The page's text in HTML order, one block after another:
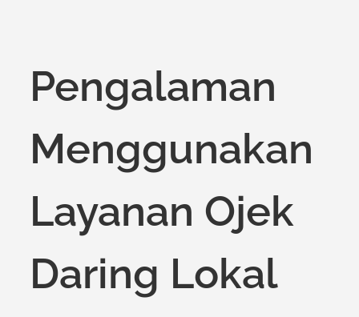
Pengalaman
Menggunakan
Layanan Ojek
Daring Lokal